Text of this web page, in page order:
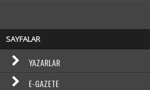
SAYFALAR
YAZARLAR
E-GAZETE